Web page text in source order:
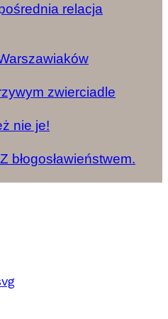
relacja
zwierciadle
nie je!
błogosławieństwem.